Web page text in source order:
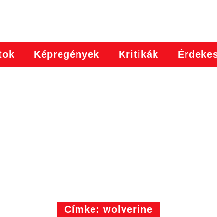
Képregények Kritikák
Címke: wolverine